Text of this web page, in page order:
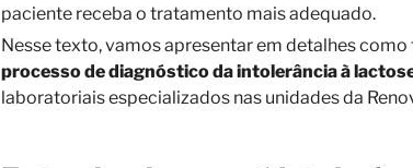
paciente receba o tratamento mais adequado.
Nesse texto, vamos apresentar em detalhes como
processo de diagnóstico da intolerância à
laboratoriais especializados nas unidades da